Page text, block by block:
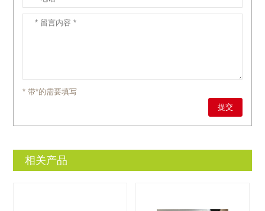
* 带*的需要填写
相关产品